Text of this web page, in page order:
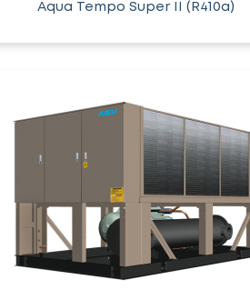
Aqua Tempo Super II (R410a)